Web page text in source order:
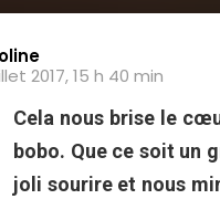
2017, 15 h 40 min
Cela nous brise le
bobo. Que ce soit un
joli sourire et nous